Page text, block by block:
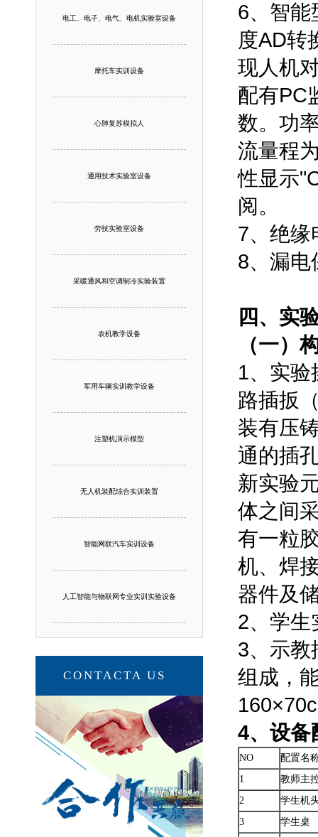
电工、电子、电气、电机实验室设备
摩托车实训设备
心肺复苏模拟人
通用技术实验室设备
劳技实验室设备
采暖通风和空调制冷实验装置
农机教学设备
军用车辆实训教学设备
注塑机演示模型
无人机装配综合实训装置
智能网联汽车实训设备
人工智能与物联网专业实训实验设备
CONTACTA US
6、智能
度AD转
现人机
配有PC
数。功
流量程
性显示
阅。
7、绝
8、漏电
四、实
（一）
1、实验
路插扳
装有压
通的插
新实验
体之间
有一粒
机、焊
器件及
2、学生
3、示教
组成，
4、设备
NO
配置名
1
教师主
2
学生机
3
学生桌